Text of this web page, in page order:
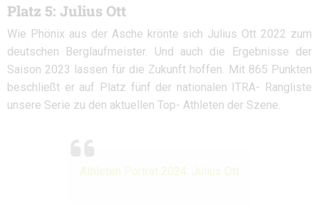
Platz 5: Julius Ott
Wie Phönix aus der Asche krönte sich Julius Ott 2022 zum
deutschen Berglaufmeister. Und auch die Ergebnisse der
Saison 2023 lassen für die Zukunft hoffen. Mit 865 Punkten
beschließt er auf Platz fünf der nationalen ITRA- Rangliste
unsere Serie zu den aktuellen Top- Athleten der Szene.
Athleten Porträt 2024: Julius Ott